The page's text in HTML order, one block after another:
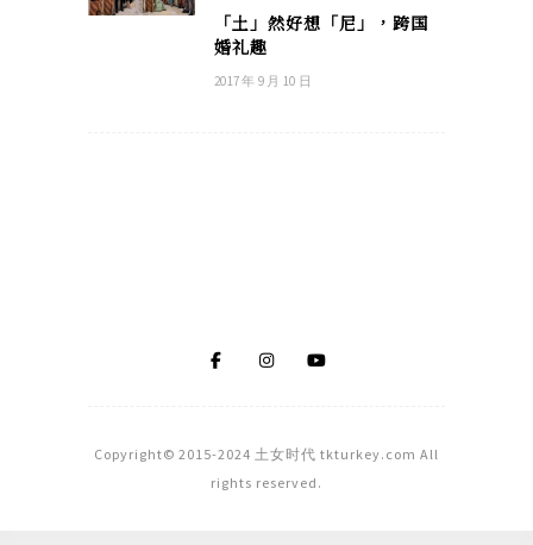
「土」然好想「尼」，跨国
婚礼趣
2017 年 9 月 10 日
Copyright© 2015-2024 土女时代 tkturkey.com All
rights reserved.